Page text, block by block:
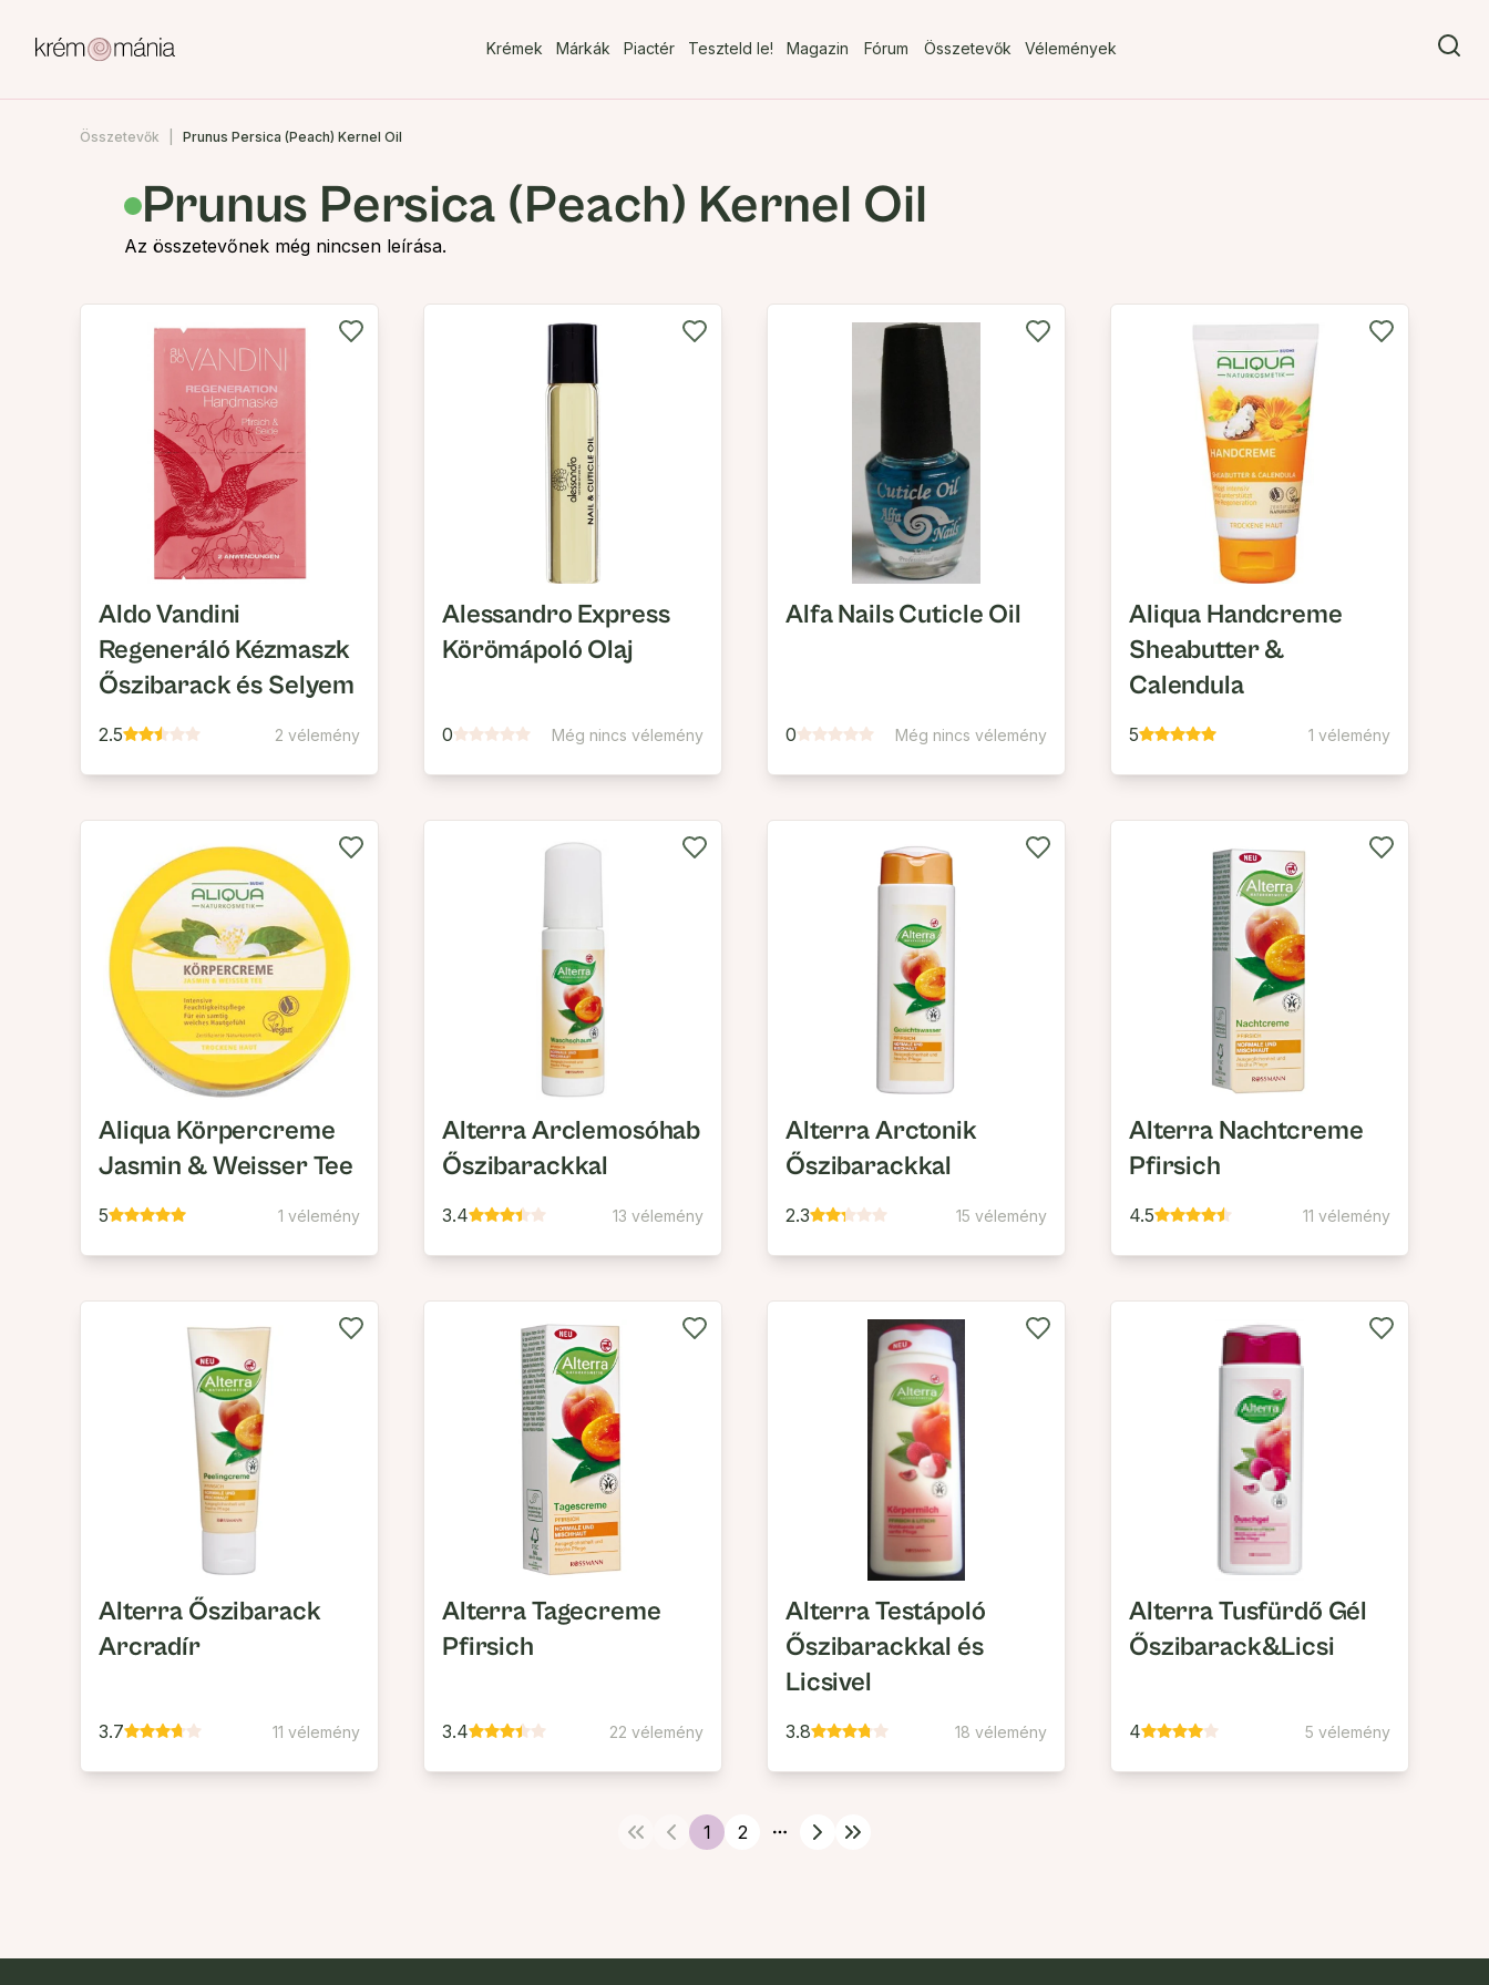
Krémek Márkák Piactér Teszteld le! Magazin Fórum Összetevők Vélemények
Összetevők Prunus Persica (Peach) Kernel Oil
Prunus Persica (Peach) Kernel Oil
Az összetevőnek még nincsen leírása.
Aldo Vandini
Regeneráló Kézmaszk
Őszibarack és Selyem
2.5 2 vélemény
Alessandro Express
Körömápoló Olaj
0 Még nincs vélemény
Alfa Nails Cuticle Oil
0 Még nincs vélemény
Aliqua Handcreme
Sheabutter &
Calendula
5 1 vélemény
Aliqua Körpercreme
Jasmin & Weisser Tee
5 1 vélemény
Alterra Arclemosóhab
Őszibarackkal
3.4 13 vélemény
Alterra Arctonik
Őszibarackkal
2.3 15 vélemény
Alterra Nachtcreme
Pfirsich
4.5 11 vélemény
Alterra Őszibarack
Arcradír
3.7 11 vélemény
Alterra Tagecreme
Pfirsich
3.4 22 vélemény
Alterra Testápoló
Őszibarackkal és
Licsivel
3.8 18 vélemény
Alterra Tusfürdő Gél
Őszibarack&Licsi
4 5 vélemény
1 2
More pages